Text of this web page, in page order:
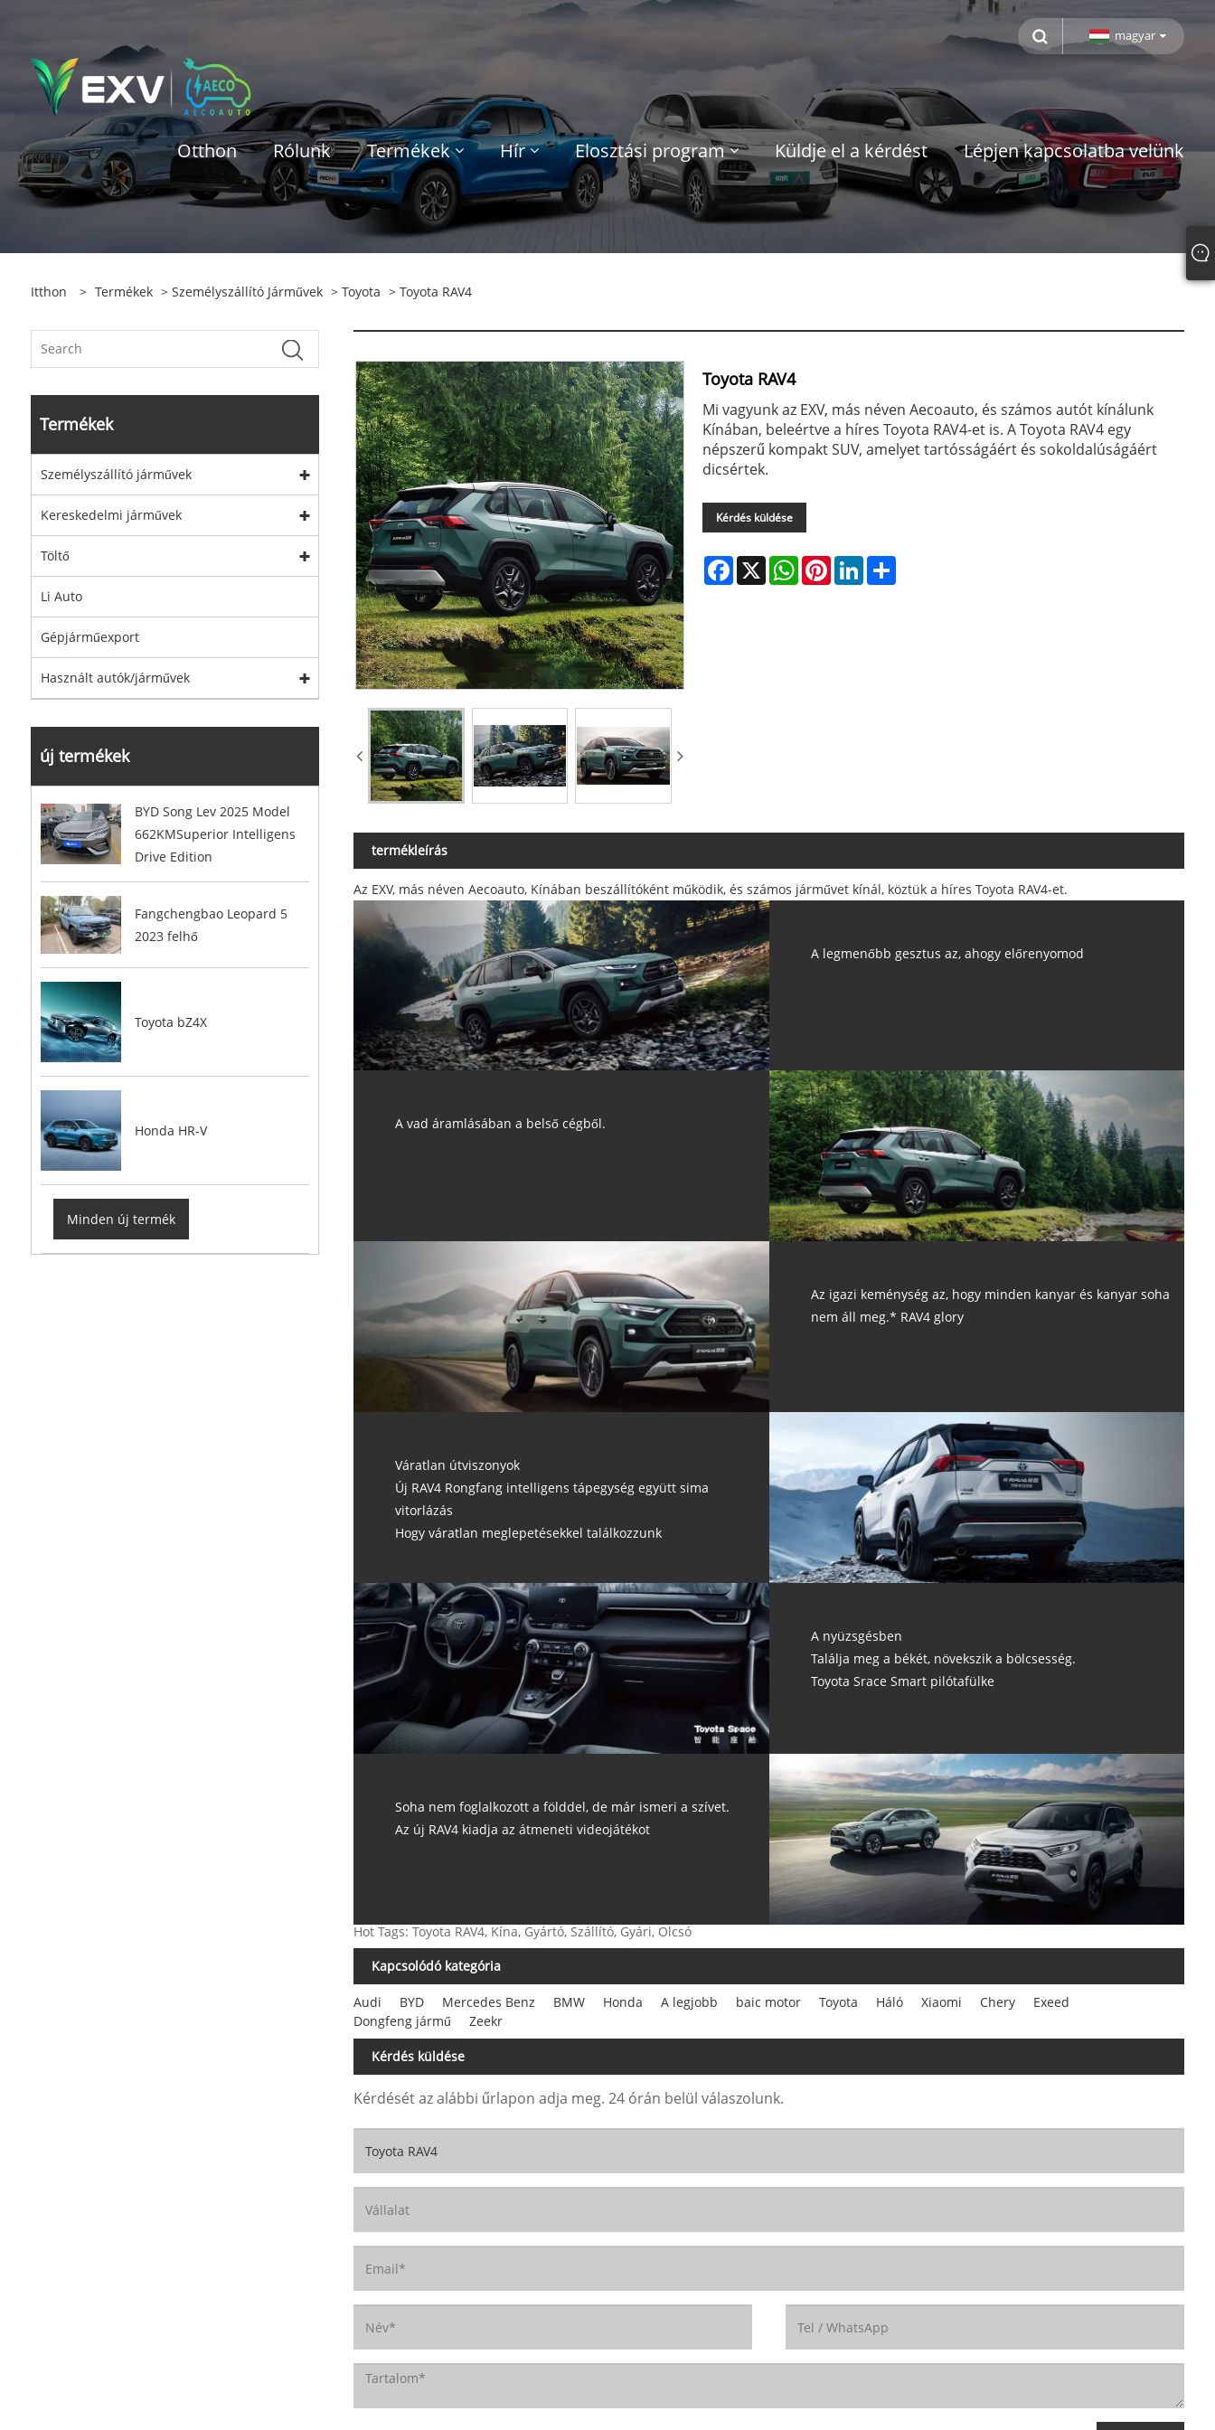
magyar
Otthon Rólunk Termékek Hír Elosztási program Küldje el a kérdést Lépjen kapcsolatba velünk
Itthon > Termékek > Személyszállító Járművek > Toyota > Toyota RAV4
Termékek
Személyszállító járművek
Kereskedelmi járművek
Töltő
Li Auto
Gépjárműexport
Használt autók/járművek
új termékek
BYD Song Lev 2025 Model
662KMSuperior Intelligens
Drive Edition
Fangchengbao Leopard 5
2023 felhő
Toyota bZ4X
Honda HR-V
Minden új termék
Toyota RAV4
Mi vagyunk az EXV, más néven Aecoauto, és számos autót kínálunk
Kínában, beleértve a híres Toyota RAV4-et is. A Toyota RAV4 egy
népszerű kompakt SUV, amelyet tartósságáért és sokoldalúságáért
dicsértek.
Kérdés küldése
Facebook
X WhatsApp
PinterestLinkedIn
termékleírás
Az EXV, más néven Aecoauto, Kínában beszállítóként működik, és számos járművet kínál, köztük a híres Toyota RAV4-et.
A legmenőbb gesztus az, ahogy előrenyomod
A vad áramlásában a belső cégből.
Az igazi keménység az, hogy minden kanyar és kanyar soha
nem áll meg.* RAV4 glory
Váratlan útviszonyok
Új RAV4 Rongfang intelligens tápegység együtt sima
vitorlázás
Hogy váratlan meglepetésekkel találkozzunk
A nyüzsgésben
Találja meg a békét, növekszik a bölcsesség.
Toyota Srace Smart pilótafülke
Soha nem foglalkozott a földdel, de már ismeri a szívet.
Az új RAV4 kiadja az átmeneti videojátékot
Hot Tags: Toyota RAV4, Kína, Gyártó, Szállító, Gyári, Olcsó
Kapcsolódó kategória
Audi BYD Mercedes Benz BMW Honda A legjobb baic motor Toyota Háló Xiaomi Chery
Exeed
Dongfeng jármű
Zeekr
Kérdés küldése
Kérdését az alábbi űrlapon adja meg. 24 órán belül válaszolunk.